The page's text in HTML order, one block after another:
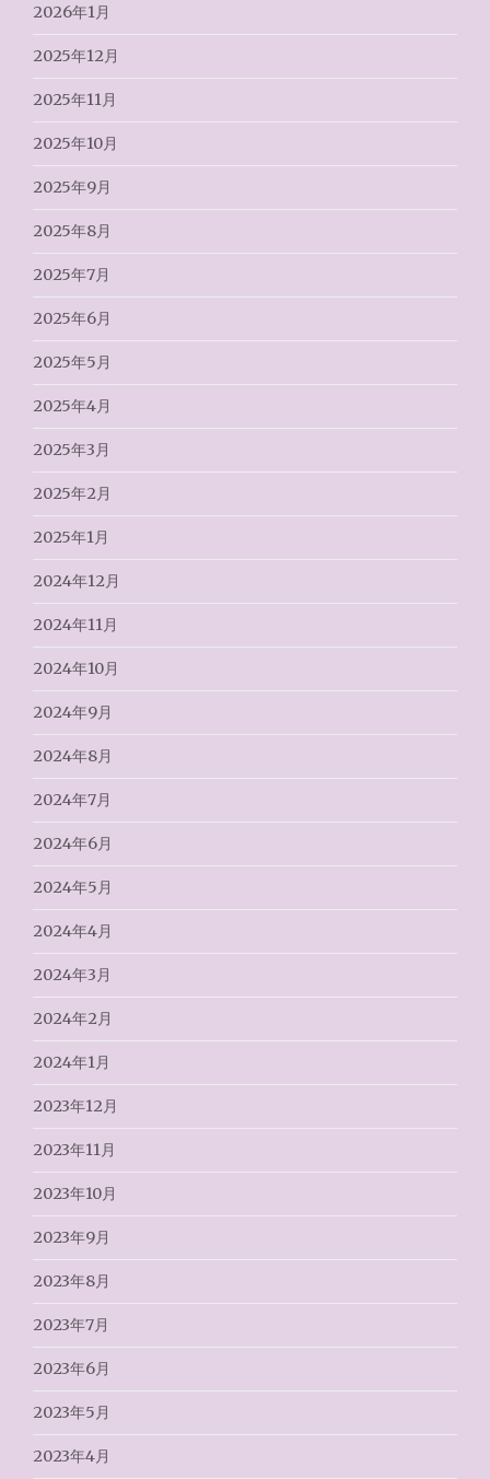
2026年1月
2025年12月
2025年11月
2025年10月
2025年9月
2025年8月
2025年7月
2025年6月
2025年5月
2025年4月
2025年3月
2025年2月
2025年1月
2024年12月
2024年11月
2024年10月
2024年9月
2024年8月
2024年7月
2024年6月
2024年5月
2024年4月
2024年3月
2024年2月
2024年1月
2023年12月
2023年11月
2023年10月
2023年9月
2023年8月
2023年7月
2023年6月
2023年5月
2023年4月